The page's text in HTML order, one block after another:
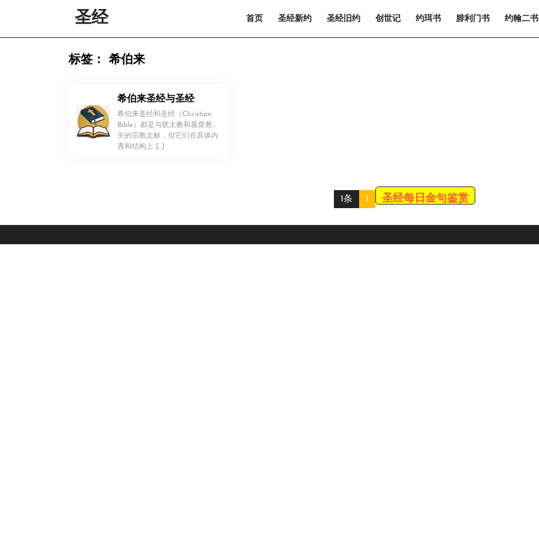
圣经 首页 圣经新约 圣经旧约 创世记 约珥书 腓利门书 约翰二书
标签： 希伯来
希伯来圣经与圣经
希伯来圣经和圣经（Christian
Bible）都是与犹太教和基督教有
关的宗教文献，但它们在具体内
容和结构上 […]
！
1条 1 圣经每日金句鉴赏